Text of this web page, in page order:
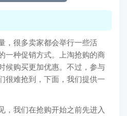
，很多卖家都会举行一些活
一种促销方式。上淘抢购的商
候购买更加优惠。不过，参与
很难抢到，下面，我们提供一
，我们在抢购开始之前先进入